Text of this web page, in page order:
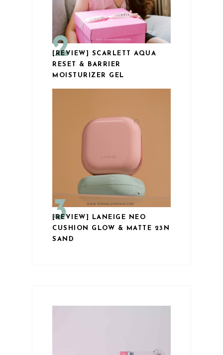
[REVIEW] SCARLETT AQUA
RESET & BARRIER
MOISTURIZER GEL
[REVIEW] LANEIGE NEO
CUSHION GLOW & MATTE 23N
SAND